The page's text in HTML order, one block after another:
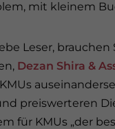
mit kleinem
Leser,
Dezan Shira &
preiswerteren
für KMUs „der